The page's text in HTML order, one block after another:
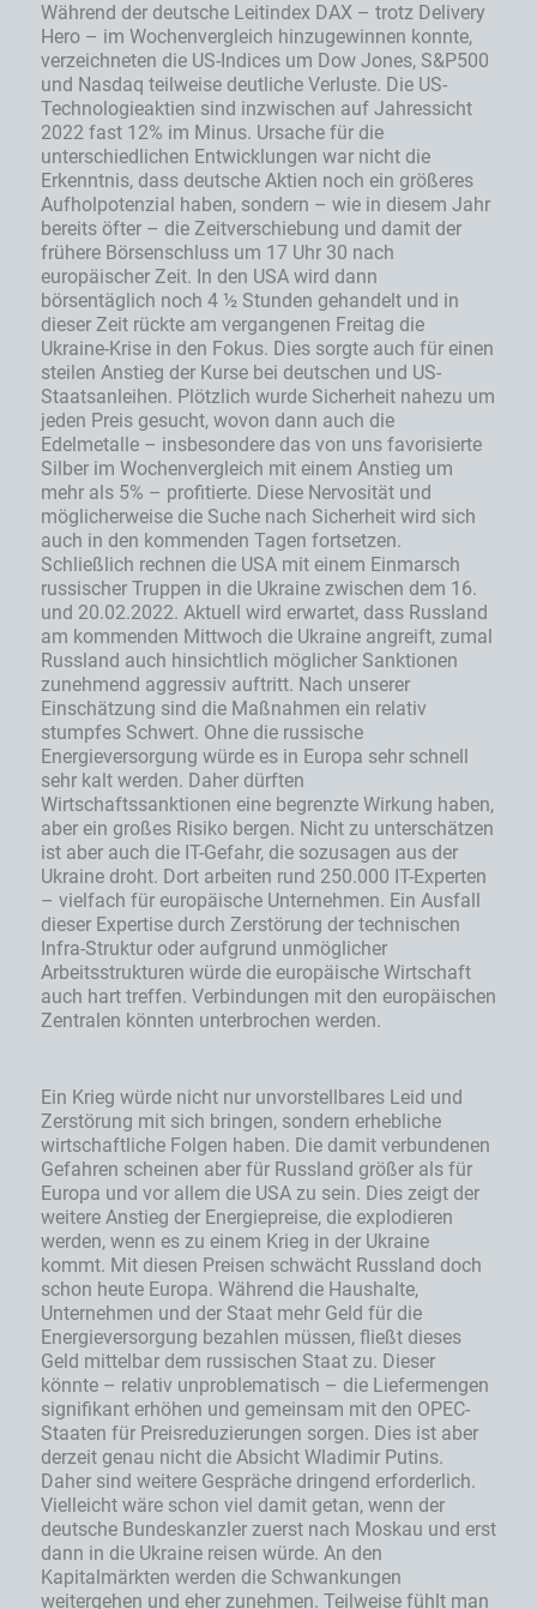
Während der deutsche Leitindex DAX – trotz Delivery
Hero – im Wochenvergleich hinzugewinnen konnte,
verzeichneten die US-Indices um Dow Jones, S&P500
und Nasdaq teilweise deutliche Verluste. Die US-
Technologieaktien sind inzwischen auf Jahressicht
2022 fast 12% im Minus. Ursache für die
unterschiedlichen Entwicklungen war nicht die
Erkenntnis, dass deutsche Aktien noch ein größeres
Aufholpotenzial haben, sondern – wie in diesem Jahr
bereits öfter – die Zeitverschiebung und damit der
frühere Börsenschluss um 17 Uhr 30 nach
europäischer Zeit. In den USA wird dann
börsentäglich noch 4 ½ Stunden gehandelt und in
dieser Zeit rückte am vergangenen Freitag die
Ukraine-Krise in den Fokus. Dies sorgte auch für einen
steilen Anstieg der Kurse bei deutschen und US-
Staatsanleihen. Plötzlich wurde Sicherheit nahezu um
jeden Preis gesucht, wovon dann auch die
Edelmetalle – insbesondere das von uns favorisierte
Silber im Wochenvergleich mit einem Anstieg um
mehr als 5% – profitierte. Diese Nervosität und
möglicherweise die Suche nach Sicherheit wird sich
auch in den kommenden Tagen fortsetzen.
Schließlich rechnen die USA mit einem Einmarsch
russischer Truppen in die Ukraine zwischen dem 16.
und 20.02.2022. Aktuell wird erwartet, dass Russland
am kommenden Mittwoch die Ukraine angreift, zumal
Russland auch hinsichtlich möglicher Sanktionen
zunehmend aggressiv auftritt. Nach unserer
Einschätzung sind die Maßnahmen ein relativ
stumpfes Schwert. Ohne die russische
Energieversorgung würde es in Europa sehr schnell
sehr kalt werden. Daher dürften
Wirtschaftssanktionen eine begrenzte Wirkung haben,
aber ein großes Risiko bergen. Nicht zu unterschätzen
ist aber auch die IT-Gefahr, die sozusagen aus der
Ukraine droht. Dort arbeiten rund 250.000 IT-Experten
– vielfach für europäische Unternehmen. Ein Ausfall
dieser Expertise durch Zerstörung der technischen
Infra-Struktur oder aufgrund unmöglicher
Arbeitsstrukturen würde die europäische Wirtschaft
auch hart treffen. Verbindungen mit den europäischen
Zentralen könnten unterbrochen werden.
Ein Krieg würde nicht nur unvorstellbares Leid und
Zerstörung mit sich bringen, sondern erhebliche
wirtschaftliche Folgen haben. Die damit verbundenen
Gefahren scheinen aber für Russland größer als für
Europa und vor allem die USA zu sein. Dies zeigt der
weitere Anstieg der Energiepreise, die explodieren
werden, wenn es zu einem Krieg in der Ukraine
kommt. Mit diesen Preisen schwächt Russland doch
schon heute Europa. Während die Haushalte,
Unternehmen und der Staat mehr Geld für die
Energieversorgung bezahlen müssen, fließt dieses
Geld mittelbar dem russischen Staat zu. Dieser
könnte – relativ unproblematisch – die Liefermengen
signifikant erhöhen und gemeinsam mit den OPEC-
Staaten für Preisreduzierungen sorgen. Dies ist aber
derzeit genau nicht die Absicht Wladimir Putins.
Daher sind weitere Gespräche dringend erforderlich.
Vielleicht wäre schon viel damit getan, wenn der
deutsche Bundeskanzler zuerst nach Moskau und erst
dann in die Ukraine reisen würde. An den
Kapitalmärkten werden die Schwankungen
weitergehen und eher zunehmen. Teilweise fühlt man